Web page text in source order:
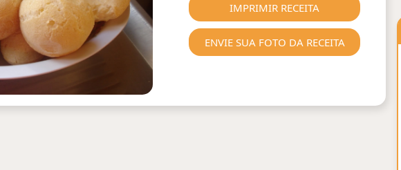
IMPRIMIR RECEITA
ENVIE SUA FOTO DA RECEITA